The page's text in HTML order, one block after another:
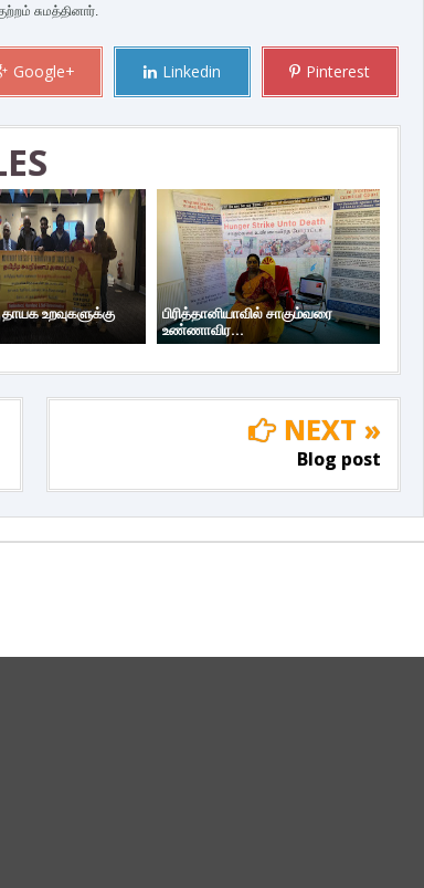
சுமத்தினார்.
Google+ Linkedin Pinterest
தாயக உறவுகளுக்கு
பிரித்தானியாவில் சாகும்வரை
உண்ணாவிர...
NEXT »
Blog post